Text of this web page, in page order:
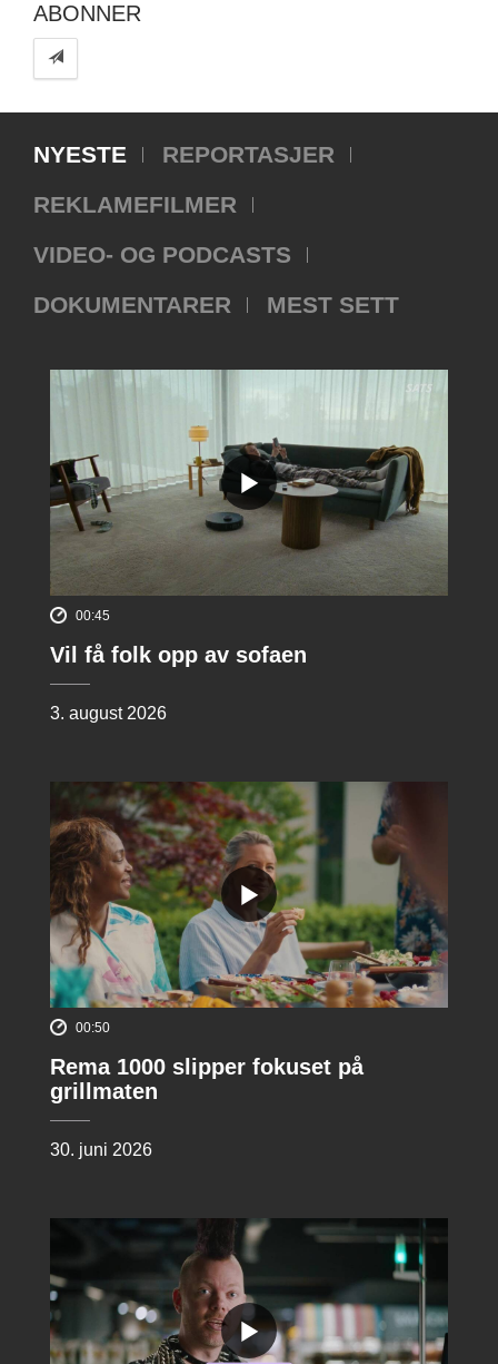
ABONNER
NYESTE
REPORTASJER
REKLAMEFILMER
VIDEO- OG PODCASTS
DOKUMENTARER
MEST SETT
00:45
Vil få folk opp av sofaen
3. august 2026
00:50
Rema 1000 slipper fokuset på
grillmaten
30. juni 2026